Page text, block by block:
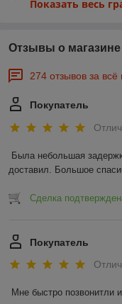
Показать весь
Отзывы о магазине
274 отзывов за всё
Покупатель
Была небольшая
доставил. Большое
Сделка
Покупатель
Мне быстро позвонитли